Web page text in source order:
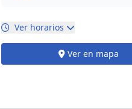
Ver horarios
Ver en mapa